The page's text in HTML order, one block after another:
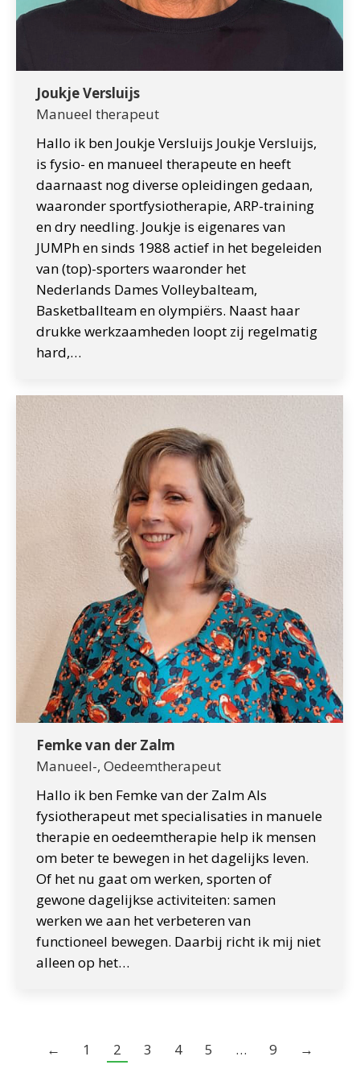
Joukje Versluijs
Manueel therapeut
Hallo ik ben Joukje Versluijs Joukje Versluijs,
is fysio- en manueel therapeute en heeft
daarnaast nog diverse opleidingen gedaan,
waaronder sportfysiotherapie, ARP-training
en dry needling. Joukje is eigenares van
JUMPh en sinds 1988 actief in het begeleiden
van (top)-sporters waaronder het
Nederlands Dames Volleybalteam,
Basketballteam en olympiërs. Naast haar
drukke werkzaamheden loopt zij regelmatig
hard,…
Femke van der Zalm
Manueel-, Oedeemtherapeut
Hallo ik ben Femke van der Zalm Als
fysiotherapeut met specialisaties in manuele
therapie en oedeemtherapie help ik mensen
om beter te bewegen in het dagelijks leven.
Of het nu gaat om werken, sporten of
gewone dagelijkse activiteiten: samen
werken we aan het verbeteren van
functioneel bewegen. Daarbij richt ik mij niet
alleen op het…
← 1 2 3 4 5 … 9 →